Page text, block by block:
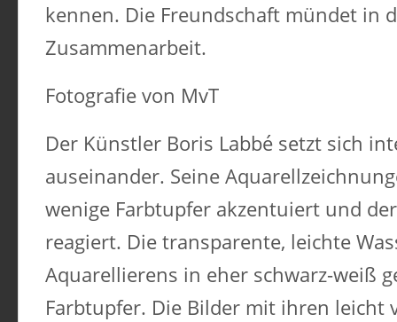
kennen. Die Freundschaft mündet in
Zusammenarbeit.
Fotografie von MvT
Der Künstler Boris Labbé setzt sich
auseinander. Seine
wenige Farbtupfer akzentuiert und
reagiert. Die transparente, leichte
Aquarellierens in eher schwarz-weiß
Farbtupfer. Die Bilder mit ihren leicht